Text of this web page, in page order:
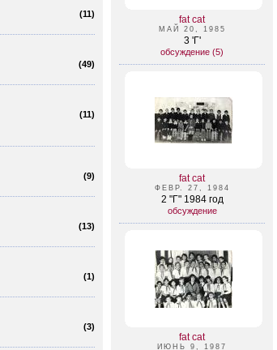
fat cat
МАЙ 20, 1985
3 'Г'
обсуждение (5)
fat cat
ФЕВР. 27, 1984
2 "Г" 1984 год
обсуждение
fat cat
ИЮНЬ 9, 1987
(11)
(49)
(11)
(9)
(13)
(1)
(3)